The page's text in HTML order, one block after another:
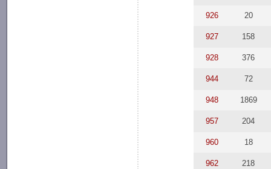
926 20
927 158
928 376
944 72
948 1869
957 204
960 18
962 218